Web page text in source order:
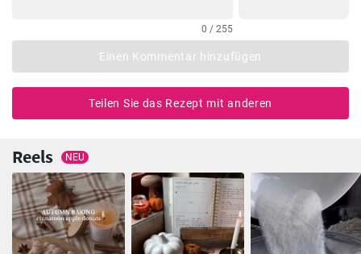
0 / 255
Einen Kommentar hinzufügen
Teilen Sie das Rezept mit anderen
Reels NEU